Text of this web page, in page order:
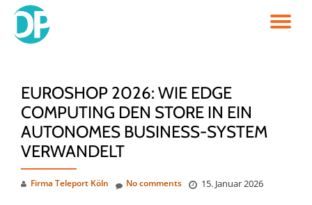
Skip
EUROSHOP 2026: WIE EDGE
COMPUTING DEN STORE IN EIN
AUTONOMES BUSINESS-SYSTEM
VERWANDELT
Firma Teleport Köln 15. Januar 2026
No comments